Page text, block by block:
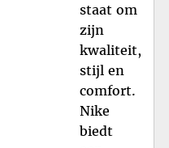
staat om
zijn
kwaliteit,
stijl en
comfort.
Nike
biedt